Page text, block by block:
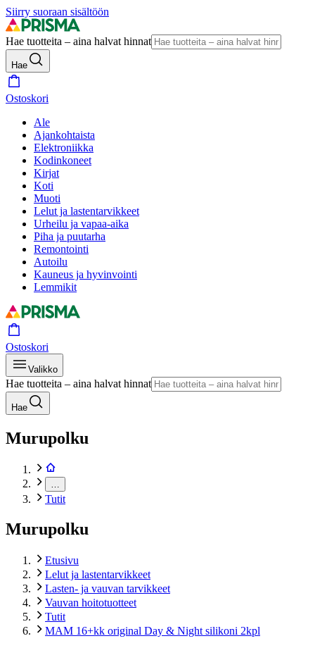
Siirry suoraan sisältöön
Hae tuotteita – aina halvat hinnat
Hae
Ostoskori
Ale
Ajankohtaista
Elektroniikka
Kodinkoneet
Kirjat
Koti
Muoti
Lelut ja lastentarvikkeet
Urheilu ja vapaa-aika
Piha ja puutarha
Remontointi
Autoilu
Kauneus ja hyvinvointi
Lemmikit
Ostoskori
Valikko
Hae tuotteita – aina halvat hinnat
Hae
Murupolku
Tutit
Murupolku
Etusivu
Lelut ja lastentarvikkeet
Lasten- ja vauvan tarvikkeet
Vauvan hoitotuotteet
Tutit
MAM 16+kk original Day & Night silikoni 2kpl